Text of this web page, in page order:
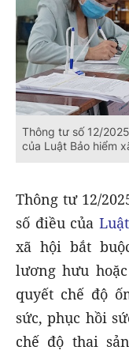
Thông tư số 12/
của Luật Bảo hiểm
Thông tư 12/
số điều của
xã hội bắt
lương hưu
quyết chế độ
sức, phục hồi
chế độ thai